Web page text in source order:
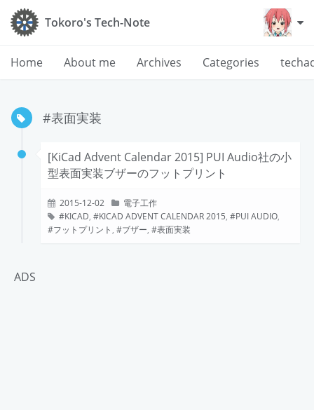
Tokoro's Tech-Note
Home About me Archives Categories
#表面実装
[KiCad Advent Calendar 2015] PUI Audio社の小
型表面実装ブザーのフットプリント
2015-12-02
電子工作
KICAD, KICAD ADVENT CALENDAR 2015, PUI AUDIO,
フットプリント , ブザー, 表面実装
ADS